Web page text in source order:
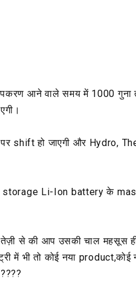
आने वाले समय में 1000 गुना
shift हो जाएगी और Hydro,
storage Li-Ion battery के
तेज़ी से की आप उसकी चाल महसूस
में भी तो कोई नया